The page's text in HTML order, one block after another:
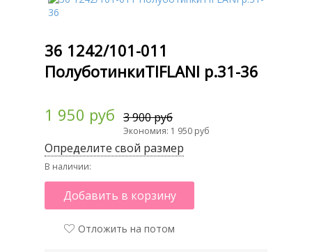
36 1242/101-011
ПолуботинкиTIFLANI р.31-36
1 950 руб 3 900 руб
Экономия: 1 950 руб
Определите свой размер
В наличии:
Добавить в корзину
Отложить на потом